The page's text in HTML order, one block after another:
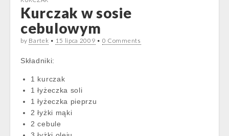
Kurczak w sosie
cebulowym
by Bartek • 15 lipca 2009 • 0 Comments
Składniki:
1 kurczak
1 łyżeczka soli
1 łyżeczka pieprzu
2 łyżki mąki
2 cebule